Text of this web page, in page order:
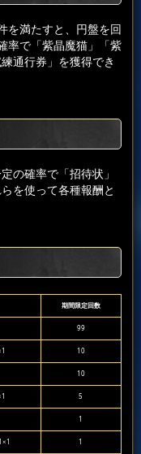
を満たすと、円盤を回
率で「紫晶魔猫」「紫
通行券」を獲得でき
の確率で「招待状」
を使って各種報酬と
期間限定回数
99
10
10
5
1
1